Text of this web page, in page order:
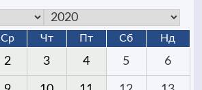
Ср Чт Пт Сб Нд
2 3 4 5 6